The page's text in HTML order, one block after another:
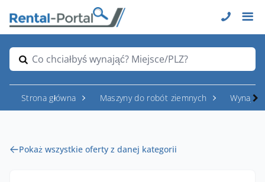
Co chciałbyś wynająć? Miejsce/PLZ?
Strona główna Maszyny do robót ziemnych
Pokaż wszystkie oferty z danej kategorii